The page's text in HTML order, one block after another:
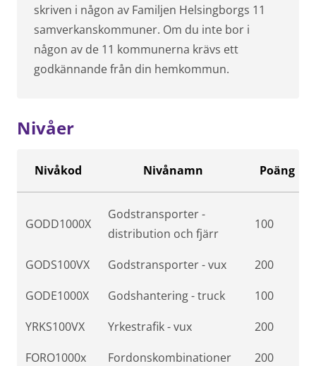
skriven i någon av Familjen Helsingborgs 11
samverkanskommuner. Om du inte bor i
någon av de 11 kommunerna krävs ett
godkännande från din hemkommun.
Nivåer
Nivåkod Nivånamn Poäng
GODD1000X
Godstransporter -
distribution och fjärr
100
GODS100VX Godstransporter - vux
200
GODE1000X
Godshantering - truck
100
YRKS100VX
Yrkestrafik - vux
200
FORO1000x
Fordonskombinationer 200